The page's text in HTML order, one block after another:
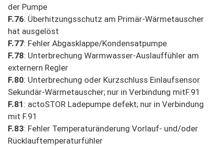
der Pumpe
F.76: Überhitzungsschutz am Primär-Wärmetauscher
hat ausgelöst
F.77: Fehler Abgasklappe/Kondensatpumpe
F.78: Unterbrechung Warmwasser-Auslauffühler am
externern Regler
F.80: Unterbrechung oder Kurzschluss Einlaufsensor
Sekundär-Wärmetauscher; nur in Verbindung mitF.91
F.81 : actoSTOR Ladepumpe defekt; nur in Verbindung
mit F.91
F.83: Fehler Temperaturänderung Vorlauf- und/oder
Rücklauftemperaturfühler